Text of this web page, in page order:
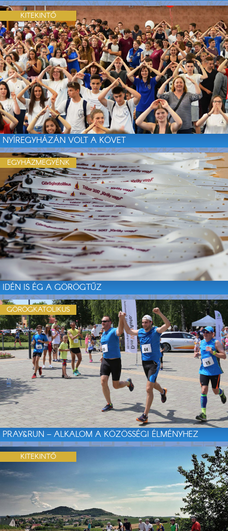
NYÍREGYHÁZÁN VOLT A KÖVET
KITEKINTŐ
IDÉN IS ÉG A GÖRÖGTŰZ
EGYHÁZMEGYÉNK
PRAY&RUN – ALKALOM A KÖZÖSSÉGI ÉLMÉNYHEZ
GÖRÖGKATOLIKUS
KITEKINTŐ